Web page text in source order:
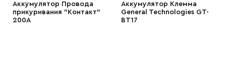
Аккумулятор Провода
прикуривания "Контакт"
200А
Аккумулятор Клемма
General Technologies GT-
BT17